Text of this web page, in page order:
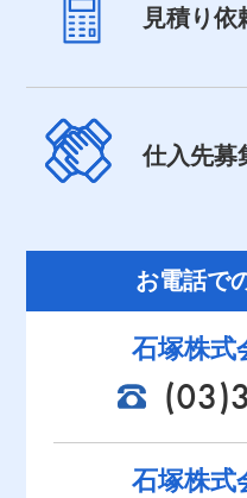
見積り依
仕入先募
お電話で
石塚株式
石塚株式